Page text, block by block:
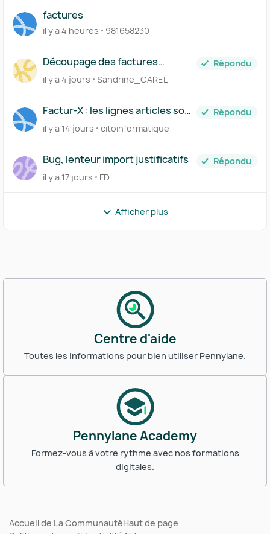
factures
il y a 4 heures 981658230
Découpage des factures
importées
Répondu
il y a 4 jours
Sandrine_CAREL
Factur-X : les lignes articles sont
regroupées dans invoice_lines,
comment les séparer ?
Répondu
il y a 14 jours
citoinformatique
Bug, lenteur import justificatifs
Répondu
il y a 17 jours
FD
Afficher plus
Centre d'aide
Toutes les informations pour bien utiliser Pennylane.
Pennylane Academy
Formez-vous à votre rythme avec nos formations
digitales.
Accueil de La CommunautéHaut de page